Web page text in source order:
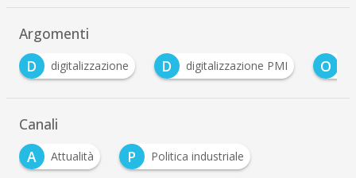
Argomenti
D
digitalizzazione D digitalizzazione PMI O
Canali
A
Attualità P Politica industriale